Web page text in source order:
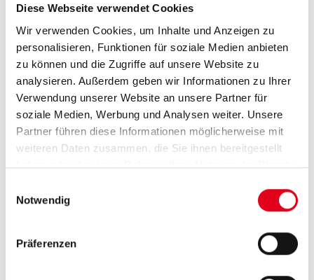
Diese Webseite verwendet Cookies
Wir verwenden Cookies, um Inhalte und Anzeigen zu
personalisieren, Funktionen für soziale Medien anbieten
zu können und die Zugriffe auf unsere Website zu
analysieren. Außerdem geben wir Informationen zu Ihrer
Verwendung unserer Website an unsere Partner für
soziale Medien, Werbung und Analysen weiter. Unsere
Partner führen diese Informationen möglicherweise mit
weiteren Daten zusammen, die Sie ihnen bereitgestellt
haben oder die sie im Rahmen Ihrer Nutzung der Dienste
Notwendig
Präferenzen
Read more
08/02/2023
Our young animal feed EnteroCare: Now with natural